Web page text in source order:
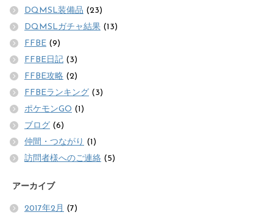
DQMSL装備品 (23)
DQMSLガチャ結果 (13)
FFBE (9)
FFBE日記 (3)
FFBE攻略 (2)
FFBEランキング (3)
ポケモンGO (1)
ブログ (6)
仲間・つながり (1)
訪問者様へのご連絡 (5)
アーカイブ
2017年2月 (7)